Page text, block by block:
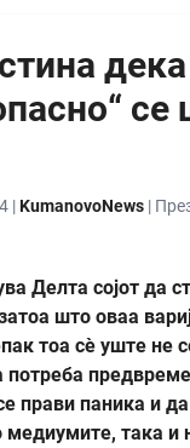
|KumanovoNews |
Делта сојот да
што оваа
тоа сè уште не
прави паника и
медиумите, така и